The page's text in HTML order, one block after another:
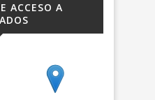
ACCESO A